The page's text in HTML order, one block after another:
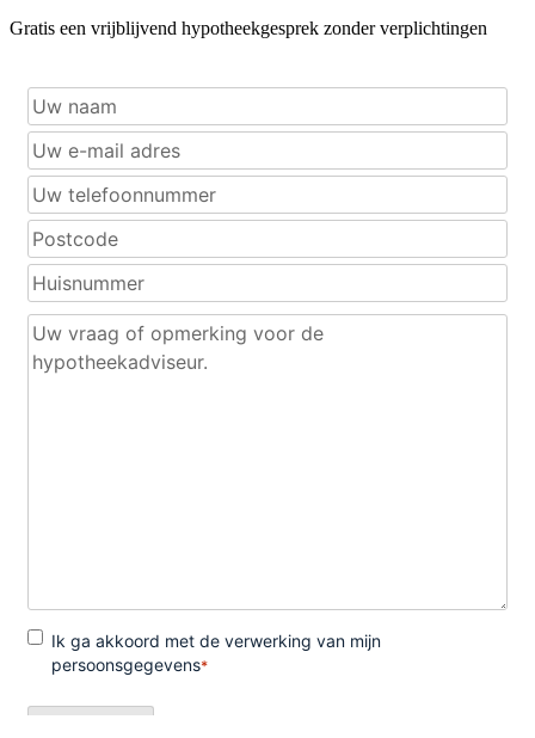
Gratis een vrijblijvend hypotheekgesprek zonder verplichtingen